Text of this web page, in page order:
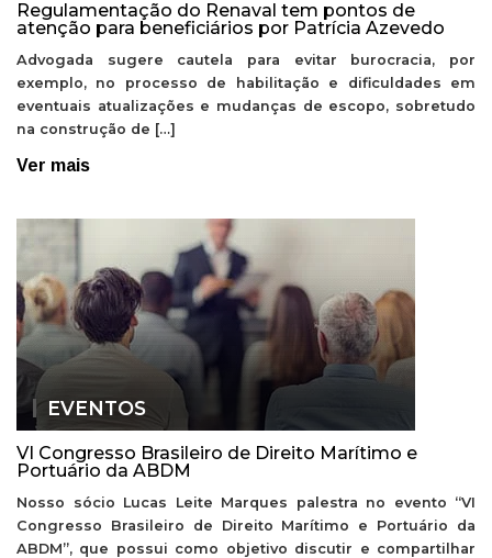
Regulamentação do Renaval tem pontos de
atenção para beneficiários por Patrícia Azevedo
Advogada sugere cautela para evitar burocracia, por
exemplo, no processo de habilitação e dificuldades em
eventuais atualizações e mudanças de escopo, sobretudo
na construção de […]
Ver mais
EVENTOS
VI Congresso Brasileiro de Direito Marítimo e
Portuário da ABDM
Nosso sócio Lucas Leite Marques palestra no evento “VI
Congresso Brasileiro de Direito Marítimo e Portuário da
ABDM”, que possui como objetivo discutir e compartilhar